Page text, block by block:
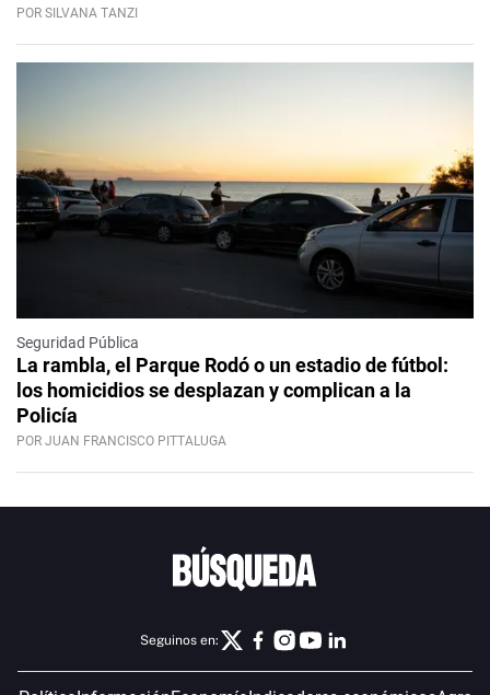
POR SILVANA TANZI
Seguridad Pública
La rambla, el Parque Rodó o un estadio de fútbol:
los homicidios se desplazan y complican a la
Policía
POR JUAN FRANCISCO PITTALUGA
Seguinos en: